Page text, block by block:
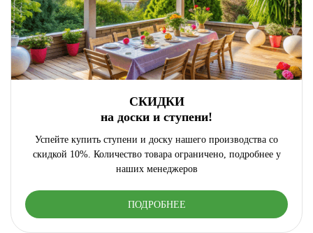
СКИДКИ
на доски и ступени!
Успейте купить ступени и доску нашего производства со
скидкой 10%. Количество товара ограничено, подробнее у
наших менеджеров
ПОДРОБНЕЕ